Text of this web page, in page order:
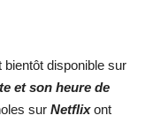
bientôt disponible sur
et son heure de
sur Netflixont